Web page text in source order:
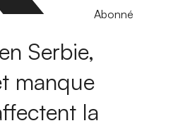
Abonné
Serbie,
manque
la